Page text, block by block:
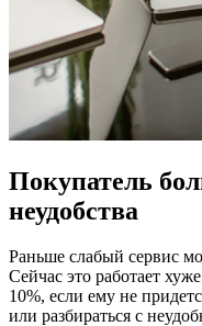
Покупатель
неудобства
Раньше слабый сервис
Сейчас это работает
10%, если ему не
или разбираться с